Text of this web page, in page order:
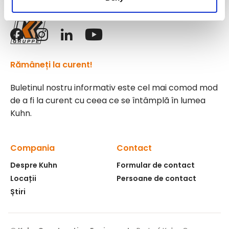
Rămâneți la curent!
Buletinul nostru informativ este cel mai comod mod
de a fi la curent cu ceea ce se întâmplă în lumea
Kuhn.
Compania
Despre Kuhn
Locații
Știri
Contact
Formular de contact
Persoane de contact
Urmăriți-ne!